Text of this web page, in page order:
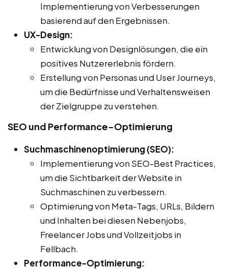
Implementierung von Verbesserungen
basierend auf den Ergebnissen.
UX-Design:
Entwicklung von Designlösungen, die ein
positives Nutzererlebnis fördern.
Erstellung von Personas und User Journeys,
um die Bedürfnisse und Verhaltensweisen
der Zielgruppe zu verstehen.
SEO und Performance-Optimierung
Suchmaschinenoptimierung (SEO):
Implementierung von SEO-Best Practices,
um die Sichtbarkeit der Website in
Suchmaschinen zu verbessern.
Optimierung von Meta-Tags, URLs, Bildern
und Inhalten bei diesen Nebenjobs,
Freelancer Jobs und Vollzeitjobs in
Fellbach.
Performance-Optimierung: